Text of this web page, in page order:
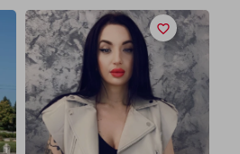
favorite_border